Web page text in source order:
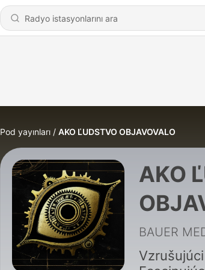
Pod yayınları AKO ĽUDSTVO OBJAVOVALO
AKO
BAUER